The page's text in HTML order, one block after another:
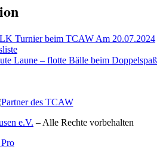
LK Turnier beim TCAW Am 20.07.2024
Laune – flotte Bälle beim Doppelspaß
e.V. – Alle Rechte vorbehalten